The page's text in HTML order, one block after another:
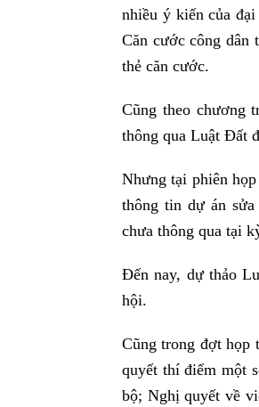
nhiều ý kiến của
Căn cước công dân
thẻ căn cước.
Cũng theo chương
thông qua Luật Đất
Nhưng tại phiên
thông tin dự án
chưa thông qua tại
Đến nay, dự thảo
hội.
Cũng trong đợt họp
quyết thí điểm một
bộ; Nghị quyết về